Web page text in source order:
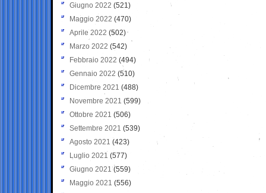
Giugno 2022 (521)
Maggio 2022 (470)
Aprile 2022 (502)
Marzo 2022 (542)
Febbraio 2022 (494)
Gennaio 2022 (510)
Dicembre 2021 (488)
Novembre 2021 (599)
Ottobre 2021 (506)
Settembre 2021 (539)
Agosto 2021 (423)
Luglio 2021 (577)
Giugno 2021(559)
Maggio 2021 (556)